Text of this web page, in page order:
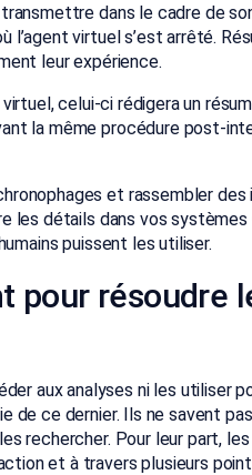
dans le cadre de
l’agent virtuel s’est arrêté.
leur expérience.
celui-ci rédigera un
la même procédure post-
et rassembler
les détails dans vos systèmes
puissent les utiliser.
pour résoudre
aux analyses ni les utiliser
de ce dernier. Ils ne savent
rechercher. Pour leur part,
et à travers plusieurs